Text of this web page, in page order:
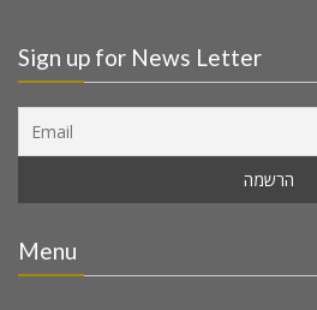
Sign up for News Letter
Menu